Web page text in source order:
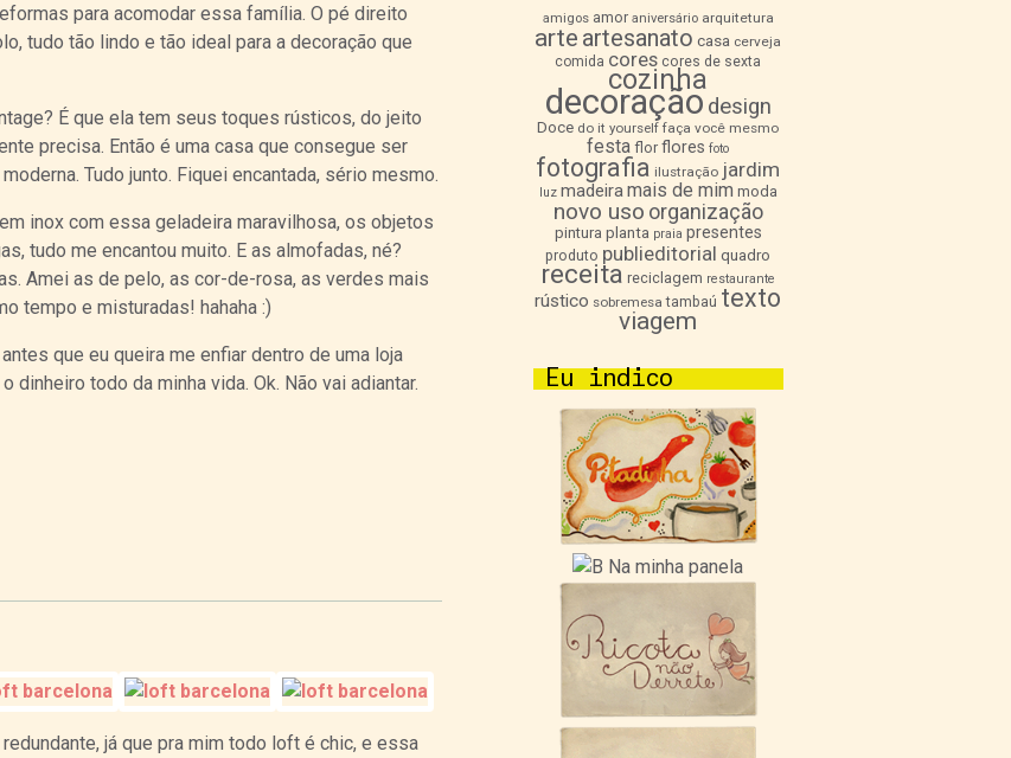
para acomodar essa família. O pé direito
tudo tão lindo e tão ideal para a decoração que
É que ela tem seus toques rústicos, do jeito
precisa. Então é uma casa que consegue ser
Tudo junto. Fiquei encantada, sério mesmo.
inox com essa geladeira maravilhosa, os objetos
tudo me encantou muito. E as almofadas, né?
Amei as de pelo, as cor-de-rosa, as verdes mais
tempo e misturadas! hahaha :)
que eu queira me enfiar dentro de uma loja
todo da minha vida. Ok. Não vai adiantar.
já que pra mim todo loft é chic, e essa
amigos amor aniversário arquitetura
arte artesanato casa cerveja
comida cores cores de sexta
cozinha
decoraçãodesign
Doce do it yourself faça você mesmo
festa flor flores foto
fotografia ilustração jardim
luz madeiramais de mim moda
novo uso organização
pintura planta praia presentes
produto publieditorial quadro
receita reciclagem restaurante
rústico sobremesa tambaú texto
viagem
Eu indico